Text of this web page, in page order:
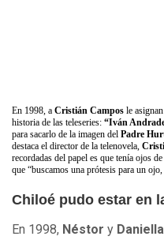
En 1998, a Cristián Campos le
historia de las teleseries: “Iván
para sacarlo de la imagen del Padre
destaca el director de la telenovela,
recordadas del papel es que tenía ojos
que “buscamos una prótesis para un
Chiloé pudo estar en
En 1998, Néstor y